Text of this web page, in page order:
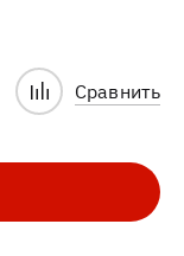
Сравнить